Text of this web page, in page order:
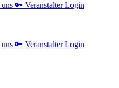
🔑 Veranstalter Login
🔑 Veranstalter Login